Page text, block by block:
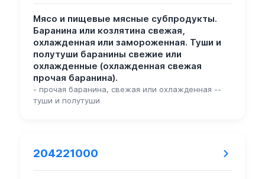
Мясо и пищевые мясные субпродукты.
Баранина или козлятина свежая,
охлажденная или замороженная. Туши и
полутуши баранины свежие или
охлажденные (охлажденная свежая
прочая баранина).
- прочая баранина, свежая или охлажденная --
туши и полутуши
204221000